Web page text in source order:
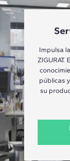
Impulsa
públicas
su